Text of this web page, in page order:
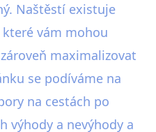
Naštěstí existuje
vám mohou
maximalizovat
se podíváme na
na cestách po
výhody a nevýhody a